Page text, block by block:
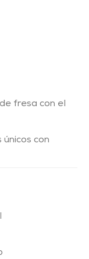
fresa con el
únicos con